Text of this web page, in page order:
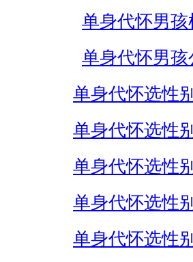
单身代怀男孩
单身代怀男孩
单身代怀选性
单身代怀选性
单身代怀选性
单身代怀选性
单身代怀选性